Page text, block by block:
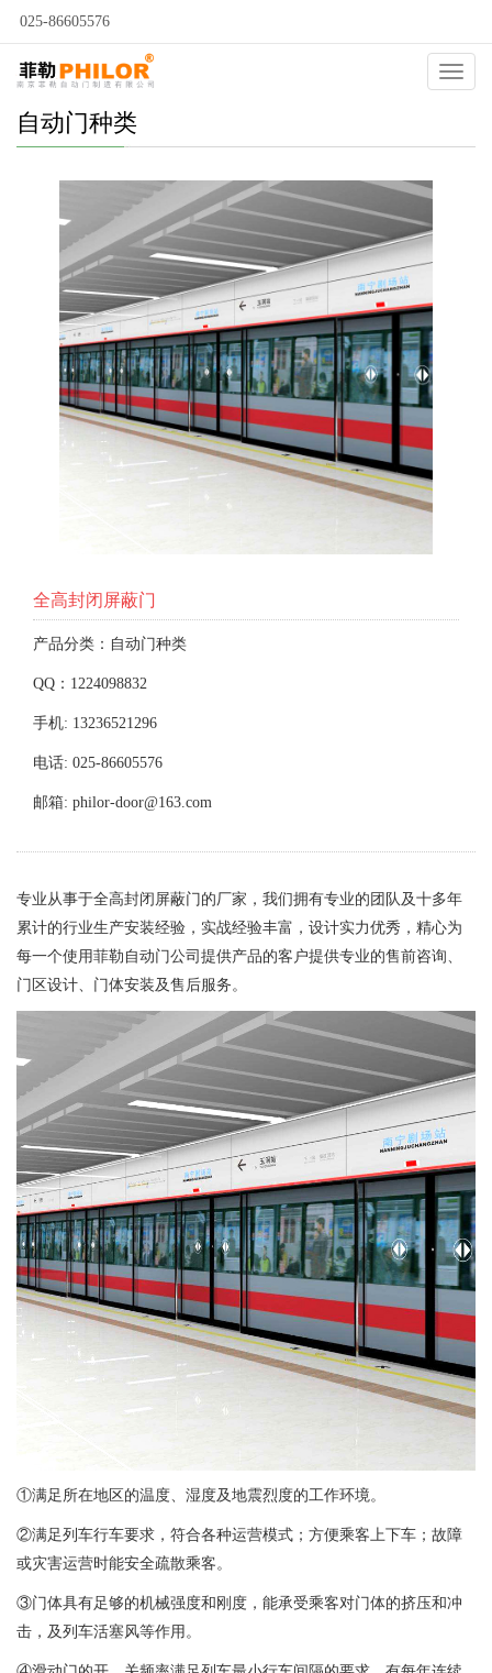
025-86605576
自动门种类
全高封闭屏蔽门
产品分类：自动门种类
QQ：1224098832
手机: 13236521296
电话: 025-86605576
邮箱: philor-door@163.com
专业从事于全高封闭屏蔽门的厂家，我们拥有专业的团队及十多年
累计的行业生产安装经验，实战经验丰富，设计实力优秀，精心为
每一个使用菲勒自动门公司提供产品的客户提供专业的售前咨询、
门区设计、门体安装及售后服务。
①满足所在地区的温度、湿度及地震烈度的工作环境。
②满足列车行车要求，符合各种运营模式；方便乘客上下车；故障
或灾害运营时能安全疏散乘客。
③门体具有足够的机械强度和刚度，能承受乘客对门体的挤压和冲
击，及列车活塞风等作用。